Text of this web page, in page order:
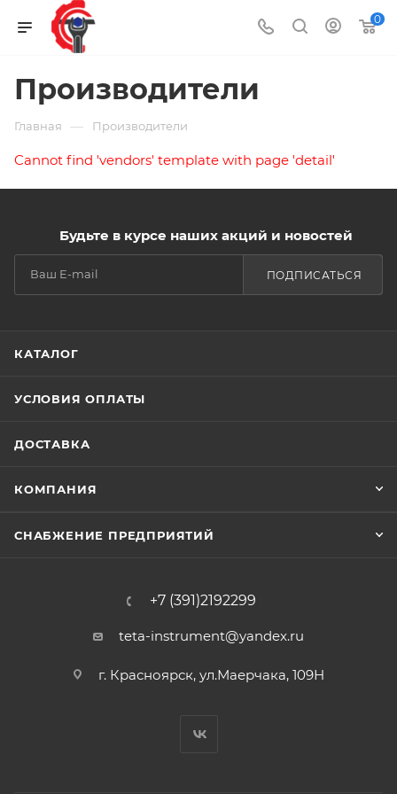
0
Производители
Главная — Производители
Cannot find 'vendors' template with page 'detail'
Будьте в курсе наших акций и новостей
ПОДПИСАТЬСЯ
КАТАЛОГ
УСЛОВИЯ ОПЛАТЫ
ДОСТАВКА
КОМПАНИЯ
СНАБЖЕНИЕ ПРЕДПРИЯТИЙ
+7 (391)2192299
teta-instrument@yandex.ru
г. Красноярск, ул.Маерчака, 109Н